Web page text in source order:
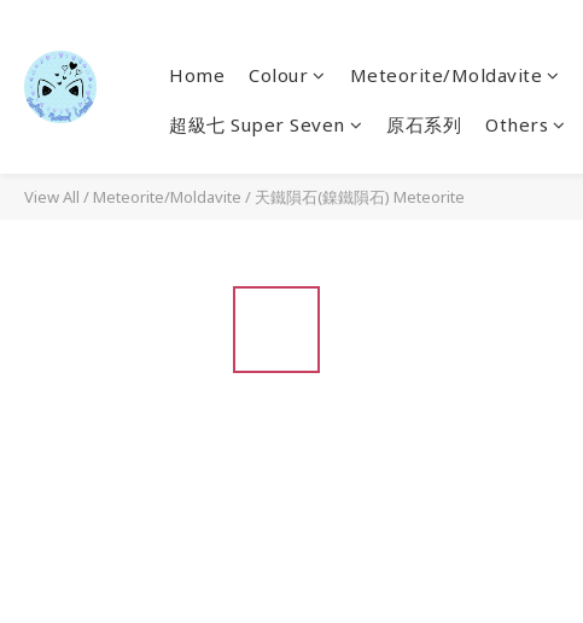
Home Colour Meteorite/Moldavite
超級七 Super Seven 原石系列 Others
View All / Meteorite/Moldavite / 天鐵隕石(鎳鐵隕石) Meteorite